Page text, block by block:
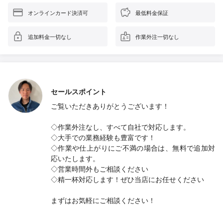
オンラインカード決済可 最低料金保証
追加料金一切なし 作業外注一切なし
セールスポイント
ご覧いただきありがとうございます！
◇作業外注なし、すべて自社で対応します。
◇大手での業務経験も豊富です！
◇作業や仕上がりにご不満の場合は、無料で追加対
応いたします。
◇営業時間外もご相談ください
◇精一杯対応します！ぜひ当店にお任せください
まずはお気軽にご相談ください！